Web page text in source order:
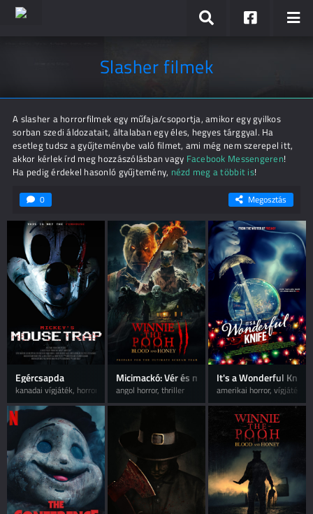
Slasher filmek
A slasher a horrorfilmek egy műfaja/csoportja, amikor egy gyilkos
sorban szedi áldozatait, általaban egy éles, hegyes tárggyal. Ha
esetleg tudsz a gyűjteménybe való filmet, ami még nem szerepel itt,
akkor kérlek írd meg hozzászólásban vagy Facebook Messengeren!
Ha pedig érdekel hasonló gyűjtemény, nézd meg a többit is!
0 Megosztás
Egércsapda
kanadai vígjáték, horror
Micimackó: Vér és méz 2.
angol horror, thriller
It's a Wonderful Knife
amerikai horror, vígjáték